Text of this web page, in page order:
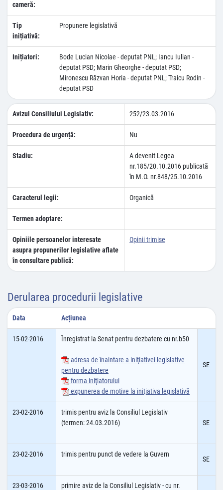
cameră:
Tip
inițiativă:
Propunere legislativă
Inițiatori:
Bode Lucian Nicolae - deputat PNL; Iancu Iulian -
deputat PSD; Marin Gheorghe - deputat PSD;
Mironescu Răzvan Horia - deputat PNL; Traicu Rodin -
deputat PSD
Avizul Consiliului Legislativ: 252/23.03.2016
Procedura de urgență: Nu
Stadiu:
A devenit Legea
nr.185/20.10.2016 publicatã
în M.O. nr.848/25.10.2016
Caracterul legii: Organică
Termen adoptare:
Opiniile persoanelor interesate
asupra propunerilor legislative aflate
în consultare publică:
Opinii trimise
Derularea procedurii legislative
Data Acțiunea
15-02-2016 Înregistrat la Senat pentru dezbatere cu nr.b50
adresa de înaintare a iniţiativei legislative
pentru dezbatere
forma iniţiatorului
expunerea de motive la iniţiativa legislativă
SE
23-02-2016
trimis pentru aviz la Consiliul Legislativ
(termen: 24.03.2016)
SE
23-02-2016 trimis pentru punct de vedere la Guvern
SE
23-03-2016
primire aviz de la Consiliul Legislativ - cu nr.